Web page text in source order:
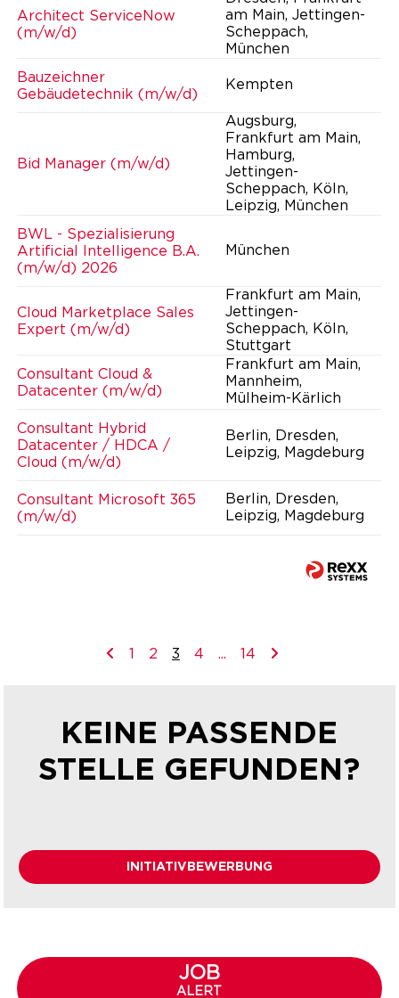
Architect ServiceNow
(m/w/d)
am Main, Jettingen-
Scheppach,
München
Bauzeichner
Gebäudetechnik (m/w/d)
Kempten
Bid Manager (m/w/d)
Augsburg,
Frankfurt am Main,
Hamburg,
Jettingen-
Scheppach, Köln,
Leipzig, München
BWL - Spezialisierung
Artificial Intelligence B.A.
(m/w/d) 2026
München
Cloud Marketplace Sales
Expert (m/w/d)
Frankfurt am Main,
Jettingen-
Scheppach, Köln,
Stuttgart
Consultant Cloud &
Datacenter (m/w/d)
Frankfurt am Main,
Mannheim,
Mülheim-Kärlich
Consultant Hybrid
Datacenter / HDCA /
Cloud (m/w/d)
Berlin, Dresden,
Leipzig, Magdeburg
Consultant Microsoft 365
(m/w/d)
Berlin, Dresden,
Leipzig, Magdeburg
1 2 3 4 ... 14
KEINE PASSENDE
STELLE GEFUNDEN?
INITIATIVBEWERBUNG
JOB
ALERT